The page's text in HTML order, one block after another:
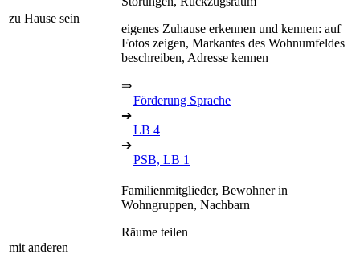
zu Hause sein
eigenes Zuhause erkennen und kennen: auf
Fotos zeigen, Markantes des Wohnumfeldes
beschreiben, Adresse kennen
⇒
Förderung Sprache
➔
LB 4
➔
PSB, LB 1
mit anderen
Familienmitglieder, Bewohner in
Wohngruppen, Nachbarn
Räume teilen